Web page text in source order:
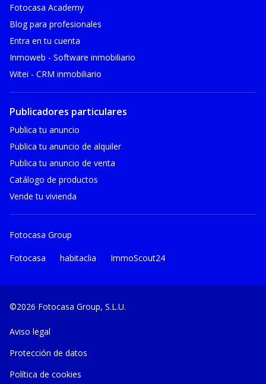
Fotocasa Academy
Blog para profesionales
Entra en tu cuenta
Inmoweb - Software inmobiliario
Witei - CRM inmobiliario
Publicadores particulares
Publica tu anuncio
Publica tu anuncio de alquiler
Publica tu anuncio de venta
Catálogo de productos
Vende tu vivienda
Fotocasa Group
Fotocasa habitaclia ImmoScout24
©2026 Fotocasa Group, S.L.U.
Aviso legal
Protección de datos
Política de cookies